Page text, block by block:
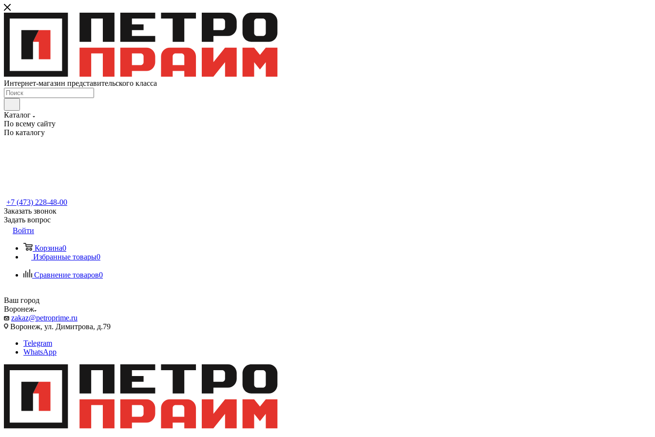
Интернет-магазин представительского класса
Каталог
По всему сайту
По каталогу
+7 (473) 228-48-00
Заказать звонок
Задать вопрос
Войти
Корзина0
Избранные товары0
Сравнение товаров0
Ваш город
Воронеж
zakaz@petroprime.ru
Воронеж, ул. Димитрова, д.79
Telegram
WhatsApp